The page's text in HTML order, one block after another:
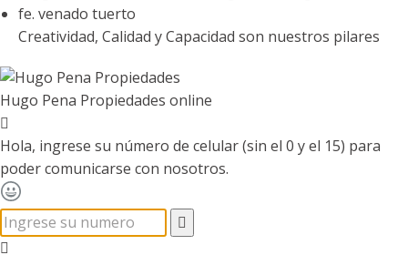
Creatividad, Calidad y Capacidad son nuestros pilares
Hugo Pena Propiedades online
Hola, ingrese su número de celular (sin el 0 y el 15) para
poder comunicarse con nosotros.